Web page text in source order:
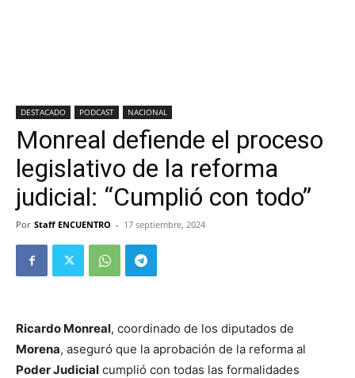
DESTACADO PODCAST NACIONAL
Monreal defiende el proceso
legislativo de la reforma
judicial: “Cumplió con todo”
Por Staff ENCUENTRO - 17 septiembre, 2024
Ricardo Monreal, coordinado de los diputados de
Morena, aseguró que la aprobación de la reforma al
Poder Judicial cumplió con todas las formalidades